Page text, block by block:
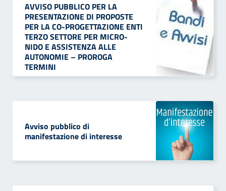
AVVISO PUBBLICO PER LA
PRESENTAZIONE DI PROPOSTE
PER LA CO-PROGETTAZIONE ENTI
TERZO SETTORE PER MICRO-
NIDO E ASSISTENZA ALLE
AUTONOMIE – PROROGA
TERMINI
Avviso pubblico di
manifestazione di interesse